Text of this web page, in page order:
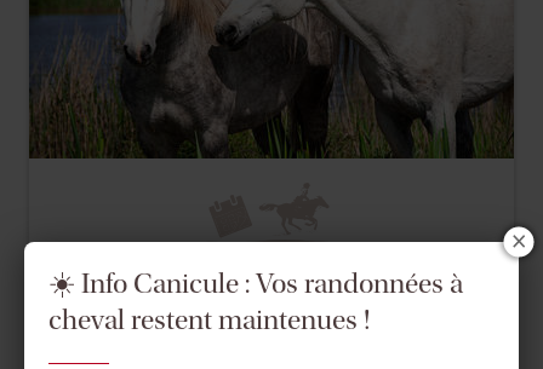
COURT SEJOUR FRANCE / PROVENCE - ALPES - CÔTE D'AZUR
CHEVAUX ET ESCAPADE
☀️ Info Canicule : Vos randonnées à
cheval restent maintenues !